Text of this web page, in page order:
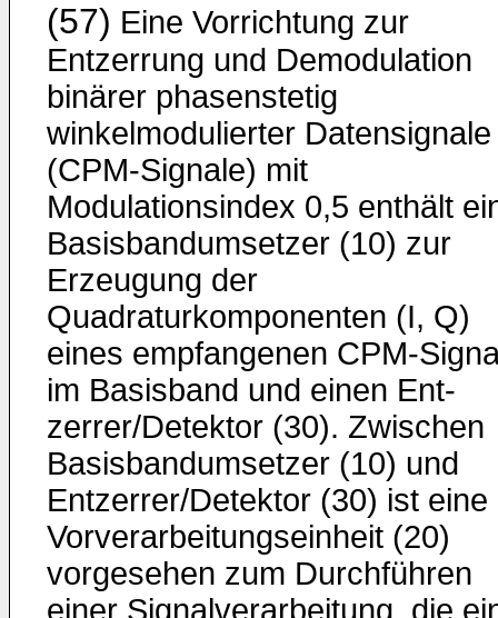
(57) Eine Vorrichtung zur
Entzerrung und Demodulation
binärer phasenstetig
winkelmodulierter Datensignale
(CPM-Signale) mit
Modulationsindex 0,5 enthält
Basisbandum­setzer (10) zur
Erzeugung der
Quadraturkomponenten (I, Q)
eines empfangenen CPM-
im Basisband und einen Ent­
zerrer/Detektor (30). Zwischen
Basisbandumsetzer (10) und
Entzerrer/Detektor (30) ist eine
Vorverarbeitungsein­heit (20)
vorgesehen zum Durchführen
einer Signalverar­beitung, die